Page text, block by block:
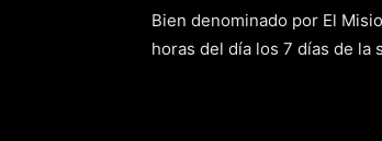
Bien denominado por El
horas del día los 7 días de la